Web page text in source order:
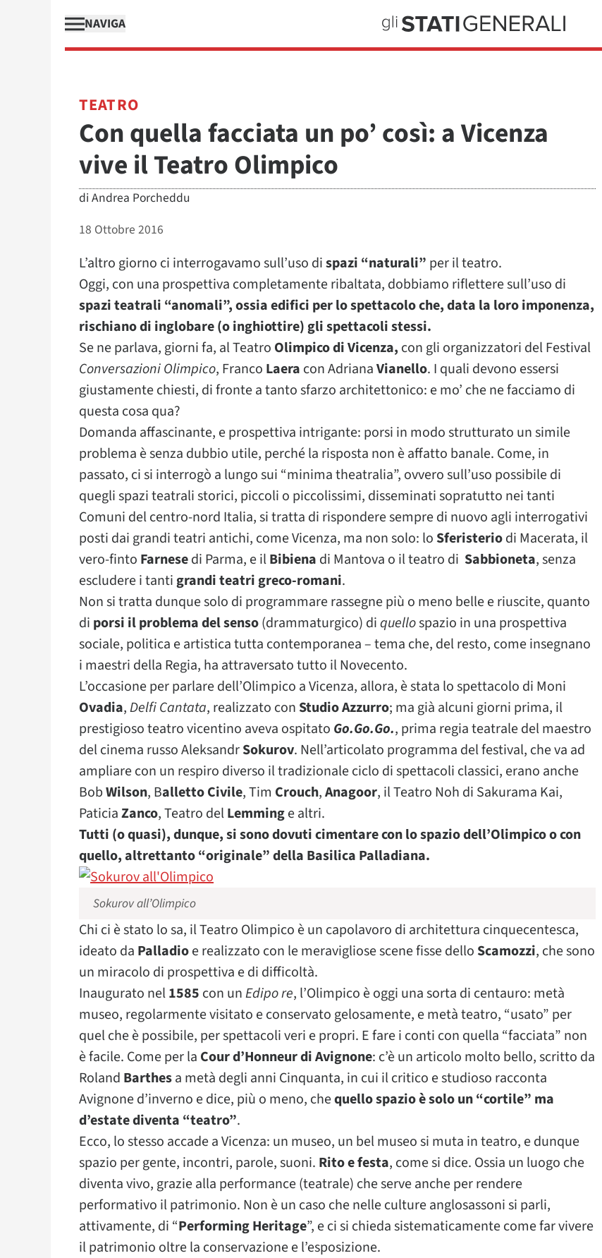
NAVIGA
TEATRO
Con quella facciata un po’ così: a Vicenza
vive il Teatro Olimpico
di Andrea Porcheddu
18 Ottobre 2016
L’altro giorno ci interrogavamo sull’uso dispazi “naturali” per il teatro.
Oggi, con una prospettiva completamente ribaltata, dobbiamo riflettere sull’uso di
spazi teatrali “anomali”, ossia edifici per lo spettacolo che, data la loro imponenza,
rischiano di inglobare (o inghiottire) gli spettacoli stessi.
Se ne parlava, giorni fa, al Teatro Olimpico di Vicenza, con gli organizzatori del Festival
Conversazioni Olimpico, Franco Laera con AdrianaVianello. I quali devono essersi
giustamente chiesti, di fronte a tanto sfarzo architettonico: e mo’ che ne facciamo di
questa cosa qua?
Domanda affascinante, e prospettiva intrigante: porsi in modo strutturato un simile
problema è senza dubbio utile, perché la risposta non è affatto banale. Come, in
passato, ci si interrogò a lungo sui “minima theatralia”, ovvero sull’uso possibile di
quegli spazi teatrali storici, piccoli o piccolissimi, disseminati sopratutto nei tanti
Comuni del centro-nord Italia, si tratta di rispondere sempre di nuovo agli interrogativi
posti dai grandi teatri antichi, come Vicenza, ma non solo: lo Sferisteriodi Macerata, il
vero-finto Farnesedi Parma, e ilBibiena di Mantova o il teatro di Sabbioneta, senza
escludere i tantigrandi teatri greco-romani.
Non si tratta dunque solo di programmare rassegne più o meno belle e riuscite, quanto
di porsi il problema del senso(drammaturgico) diquellospazio in una prospettiva
sociale, politica e artistica tutta contemporanea – tema che, del resto, come insegnano
i maestri della Regia, ha attraversato tutto il Novecento.
L’occasione per parlare dell’Olimpico a Vicenza, allora, è stata lo spettacolo di Moni
Ovadia,Delfi Cantata, realizzato con Studio Azzurro; ma già alcuni giorni prima, il
prestigioso teatro vicentino aveva ospitato Go.Go.Go., prima regia teatrale del maestro
del cinema russo AleksandrSokurov. Nell’articolato programma del festival, che va ad
ampliare con un respiro diverso il tradizionale ciclo di spettacoli classici, erano anche
BobWilson, Balletto Civile, Tim Crouch,Anagoor, il Teatro Noh di Sakurama Kai,
PaticiaZanco, Teatro delLemminge altri.
Tutti (o quasi), dunque, si sono dovuti cimentare con lo spazio dell’Olimpico o con
quello, altrettanto “originale” della Basilica Palladiana.
Sokurov all’Olimpico
Chi ci è stato lo sa, il Teatro Olimpico è un capolavoro di architettura cinquecentesca,
ideato da Palladioe realizzato con le meravigliose scene fisse dello Scamozzi, che sono
un miracolo di prospettiva e di difficoltà.
Inaugurato nel1585 con unEdipo re, l’Olimpico è oggi una sorta di centauro: metà
museo, regolarmente visitato e conservato gelosamente, e metà teatro, “usato” per
quel che è possibile, per spettacoli veri e propri. E fare i conti con quella “facciata” non
è facile. Come per la Cour d’Honneur di Avignone: c’è un articolo molto bello, scritto da
Roland Barthesa metà degli anni Cinquanta, in cui il critico e studioso racconta
Avignone d’inverno e dice, più o meno, chequello spazio è solo un “cortile” ma
d’estate diventa “teatro”.
Ecco, lo stesso accade a Vicenza: un museo, un bel museo si muta in teatro, e dunque
spazio per gente, incontri, parole, suoni. Rito e festa, come si dice. Ossia un luogo che
diventa vivo, grazie alla performance (teatrale) che serve anche per rendere
performativo il patrimonio. Non è un caso che nelle culture anglosassoni si parli,
attivamente, di “Performing Heritage”, e ci si chieda sistematicamente come far vivere
il patrimonio oltre la conservazione e l’esposizione.